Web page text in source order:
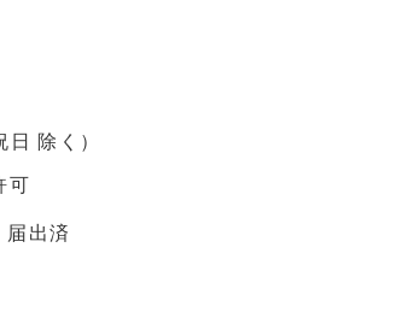
除く）
可
届出済